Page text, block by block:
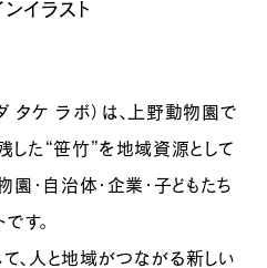
イラスト
タケ ラボ）は、上野動物園で
した“笹竹”を地域資源として
園・自治体・企業・子どもたち
す。
、人と地域がつながる新しい